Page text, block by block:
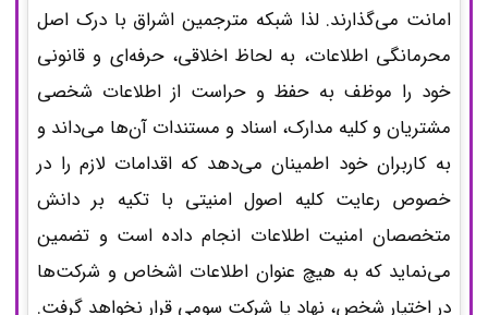
امانت می‌گذارند. لذا شبکه مترجمین اشراق با درک اصل
محرمانگی اطلاعات، به لحاظ اخلاقی، حرفه‌ای و قانونی
خود را موظف به حفظ و حراست از اطلاعات شخصی
مشتریان و کلیه مدارک، اسناد و مستندات آن‌ها می‌داند و
به کاربران خود اطمینان می‌دهد که اقدامات لازم را در
خصوص رعایت کلیه اصول امنیتی با تکیه بر دانش
متخصصان امنیت اطلاعات انجام داده است و تضمین
می‌نماید که به هیچ عنوان اطلاعات اشخاص و شرکت‌ها
در اختیار شخص، نهاد یا شرکت سومی قرار نخواهد گرفت.